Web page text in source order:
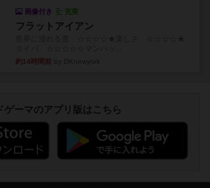
画像付き 充実
フラットアイアン
約14時間前
ゲーマのアプリ版はこちら